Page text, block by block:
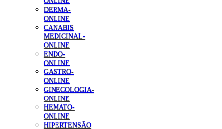
DERMA-
ONLINE
CANABIS
MEDICINAL-
ONLINE
ENDO-
ONLINE
GASTRO-
ONLINE
GINECOLOGIA-
ONLINE
HEMATO-
ONLINE
HIPERTENSÃO